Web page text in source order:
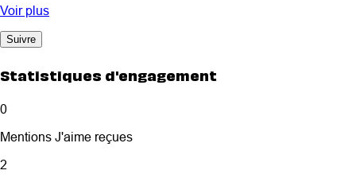
Voir plus
Suivre
Statistiques d'engagement
0
Mentions J'aime reçues
2